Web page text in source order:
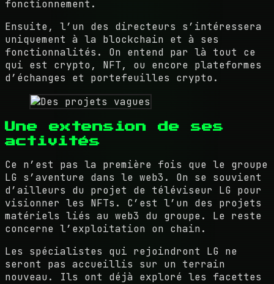
fonctionnement.
Ensuite, l’un des directeurs s’intéressera
uniquement à la blockchain et à ses
fonctionnalités. On entend par là tout ce
qui est crypto, NFT, ou encore plateformes
d’échanges et portefeuilles crypto.
Une extension de ses
activités
Ce n’est pas la première fois que le groupe
LG s’aventure dans le web3. On se souvient
d’ailleurs du projet de téléviseur LG pour
visionner les NFTs. C’est l’un des projets
matériels liés au web3 du groupe. Le reste
concerne l’exploitation on chain.
Les spécialistes qui rejoindront LG ne
seront pas accueillis sur un terrain
nouveau. Ils ont déjà exploré les facettes